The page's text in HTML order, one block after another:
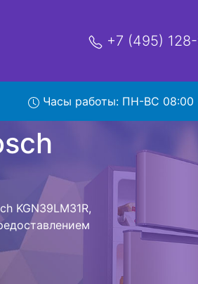
+7 (495)
Часы работы: ПН-ВС 08:00
и деньги на
Bosch
Bosch
Вам не
холодильная
дальнейшем
,